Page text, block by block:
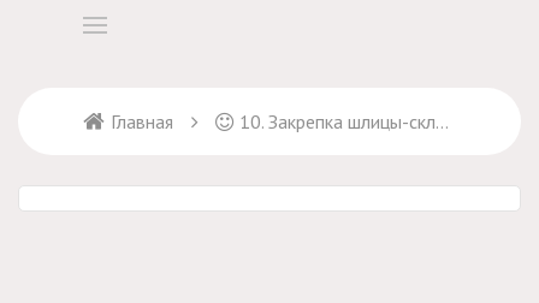
Главная 10. Закрепка шлицы-складки